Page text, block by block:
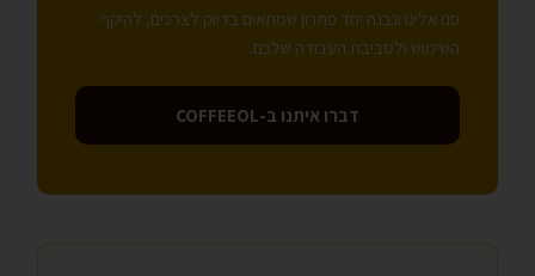
פנו אלינו ונבנה יחד פתרון שמתאים בדיוק לצרכים, להיקף
השימוש ולסביבת העבודה שלכם.
דברו איתנו ב-COFFEEOL